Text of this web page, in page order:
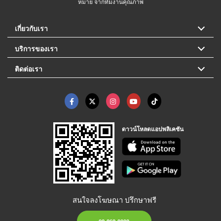
เกี่ยวกับเรา
บริการของเรา
ติดต่อเรา
ดาวน์โหลดแอปพลิเคชัน
สนใจลงโฆษณา ปรึกษาฟรี